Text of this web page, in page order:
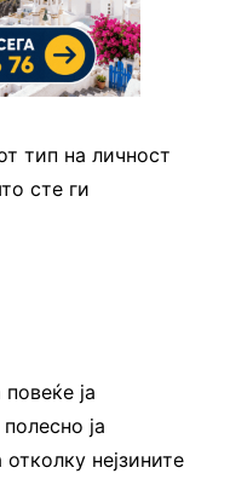
тип на личност
сте ги
ја
ја
нејзините